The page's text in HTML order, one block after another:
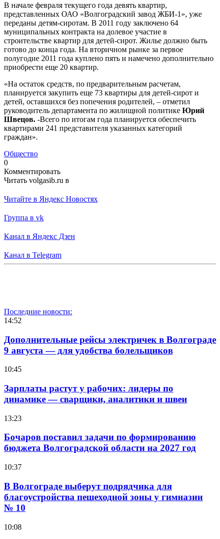
В начале февраля текущего года девять квартир,
представленных ОАО «Волгоградский завод ЖБИ-1», уже
переданы детям-сиротам. В 2011 году заключено 64
муниципальных контракта на долевое участие в
строительстве квартир для детей-сирот. Жилье должно быть
готово до конца года. На вторичном рынке за первое
полугодие 2011 года куплено пять и намечено дополнительно
приобрести еще 20 квартир.
«На остаток средств, по предварительным расчетам,
планируется закупить еще 73 квартиры для детей-сирот и
детей, оставшихся без попечения родителей, – отметил
руководитель департамента по жилищной политике Юрий
Швецов. -Всего по итогам года планируется обеспечить
квартирами 241 представителя указанных категорий
граждан».
Общество
0
Комментировать
Читать volgasib.ru в
Читайте в Яндекс Новостях
Группа в vk
Канал в Яндекс Дзен
Канал в Telegram
Последние новости:
14:52
Дополнительные рейсы электричек в Волгограде
9 августа — для удобства болельщиков
10:45
Зарплаты растут у рабочих: лидеры по
динамике — сварщики, аналитики и швеи
13:23
Бочаров поставил задачи по формированию
бюджета Волгоградской области на 2027 год
10:37
В Волгограде выберут подрядчика для
благоустройства пешеходной зоны у гимназии
№ 10
10:08